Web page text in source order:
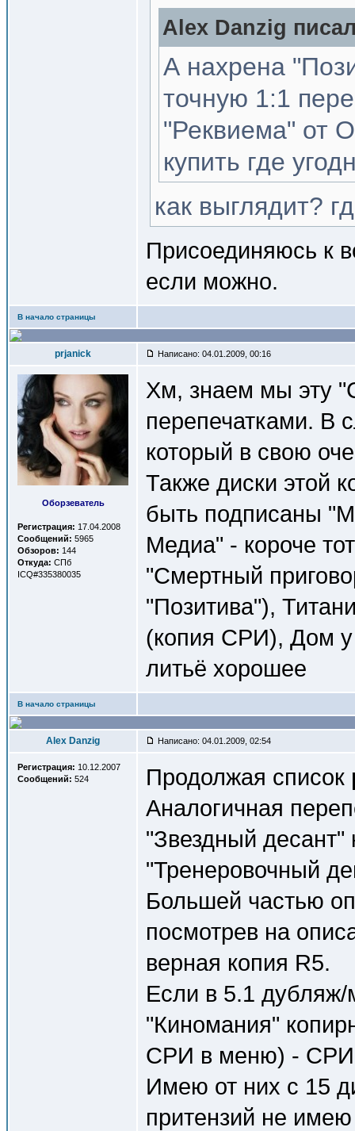
Alex Danzig
А нахрена
точную 1:1
"Реквиема" от
купить где
как выглядит?
Присоединяюсь к
если можно.
В начало страницы
prjanick Написано: 04.01.2009, 00:16
Оборзеватель
Регистрация: 17.04.2008
Сообщений: 5965
Обзоров: 144
Откуда: СПб
ICQ#335380035
Хм, знаем мы эту
перепечатками. В
который в свою
Также диски этой
быть подписаны
Медиа" - короче
"Смертный
"Позитива"),
(копия СРИ), Дом у
литьё хорошее
В начало страницы
Alex Danzig Написано: 04.01.2009, 02:54
Регистрация: 10.12.2007
Сообщений: 524 Продолжая список
Аналогичная
"Звездный десант"
"Тренеровочный
Большей частью
посмотрев на
верная копия R5.
Если в 5.1 дубляж/
"Киномания"
СРИ в меню) -
Имею от них с 15
притензий не имею